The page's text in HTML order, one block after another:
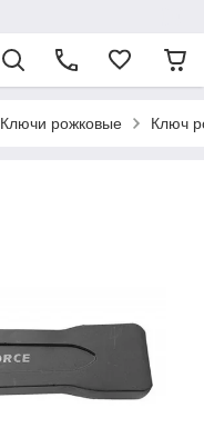
Ключи рожковые Ключ